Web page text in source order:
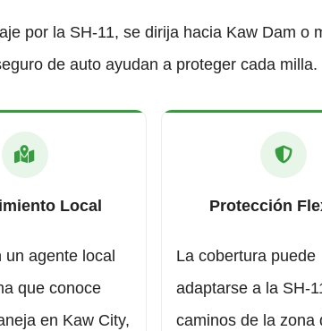
por la SH-11, se dirija hacia Kaw Dam o
de auto ayudan a proteger cada milla.
Local
un agente local
que conoce
en Kaw City,
Protección
La cobertura puede
adaptarse a la SH-
caminos de la zona